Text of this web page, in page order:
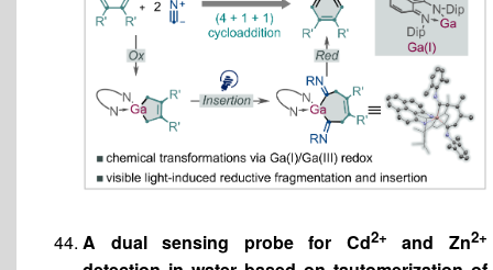
A dual sensing probe for Cd2+ and Zn2+